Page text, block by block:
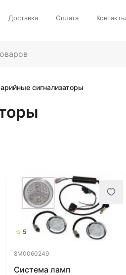
Доставка Оплата Контакты
сигнализаторы
5
8M0060249
Система ламп